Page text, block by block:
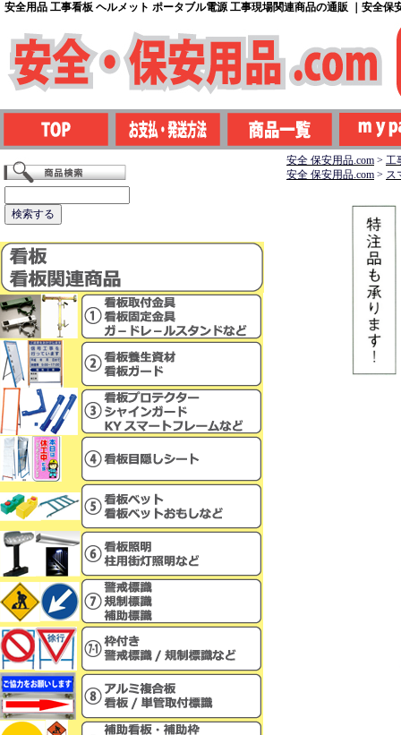
安全用品 工事看板 ヘルメット ポータブル電源 工事現場関連商品の通販 ｜安全保
安全 保安用品.com > 工
安全 保安用品.com > ス